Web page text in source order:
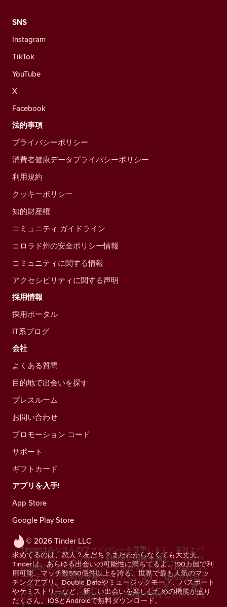
© 2026 Tinder LLC
求めてるのは、恋人？友だち？まだわからなくても大丈夫。
Tinderは、あらゆる出会いの可能性に満ちてるよ。190カ国で利
用可能、マッチ数550億件以上を誇る、世界で最も人気のマッ
チングアプリ。Double Dateやミュージックモード、パスポート
やケミストリーなど、新しい出会いを楽しむための機能が盛り
だくさん。iOSとAndroidで無料ダウンロード。
SNS
Instagram
TikTok
YouTube
X
Facebook
法的事項
プライバシーポリシー
消費者健康データプライバシーポリシー
利用規約
クッキーポリシー
知的財産権
コミュニティ ガイドライン
コロラド州の安全ポリシー情報
コミュニティに関する情報
アクセシビリティに関する声明
採用情報
採用ポータル
IT系ブログ
会社
よくある質問
目的地で出会いを探す
プレスルーム
お問い合わせ
プロモーション コード
サポート
ギフトカード
アプリを入手!
App Store
Google Play Store
Tinderはみなさんのプライバシーを尊重します。当社とパ
ートナーは、ウェブサイト利用者の情報を測定し、みなさ
んの関心に合ったキャンペーンを提供したり、Tinderのマ
ーケティング活動を改善したりしています。 使用されるク
ッキーとプロバイダーについて、詳しくはこちらをご覧く
ださい。 同意は、設定からいつでも取り消すことができま
す。